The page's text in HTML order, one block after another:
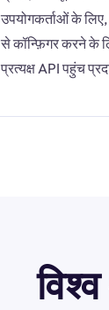
उपयोगकर्ताओं के
से कॉन्फ़िगर करने के
प्रत्यक्ष API पहुंच